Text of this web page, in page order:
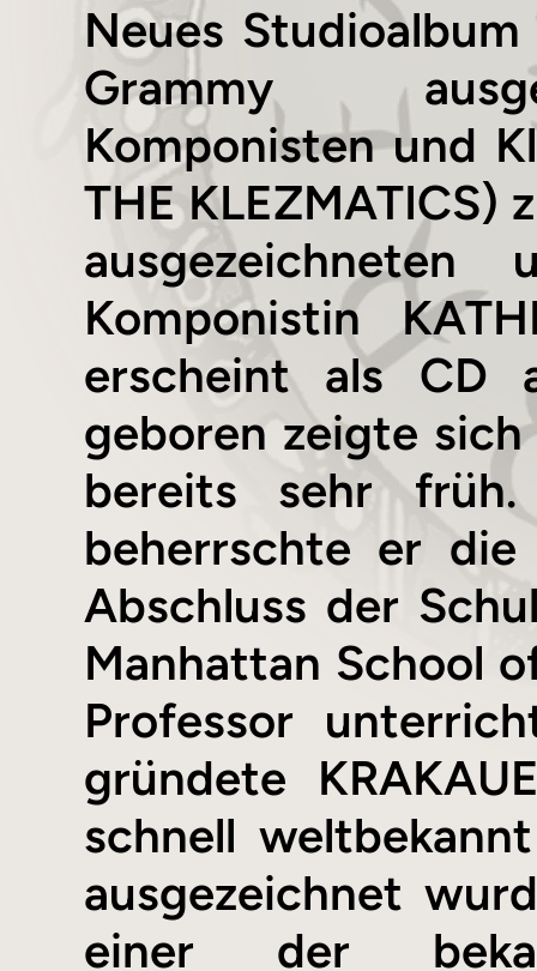
Neues
Grammy
Komponisten und
THE KLEZMATICS)
Komponistin
erscheint als CD
geboren zeigte sich
bereits sehr
beherrschte er
Abschluss der
Manhattan School
Professor
gründete
schnell
ausgezeichnet
einer der